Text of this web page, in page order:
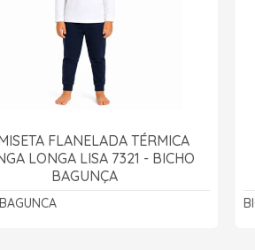
FLANELADA TÉRMICA
LONGA LISA 7321 - BICHO
BAGUNÇA